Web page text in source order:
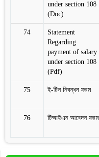
under section 108
(Doc)
74
Statement
Regarding
payment of salary
under section 108
(Pdf)
75 ই-টিন নিবন্ধন ফরম
76 টিআইএন আবেদন ফরম